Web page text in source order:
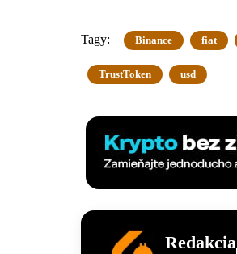
Tagy: Binance fiat
TrustToken usd
Redakcia